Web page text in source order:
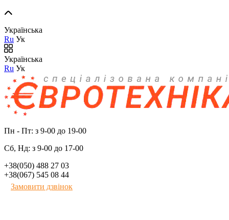
Українська
Ru Ук
Українська
Ru Ук
Пн - Пт: з 9-00 до 19-00
Сб, Нд: з 9-00 до 17-00
+38(050) 488 27 03
+38(067) 545 08 44
Замовити дзвінок